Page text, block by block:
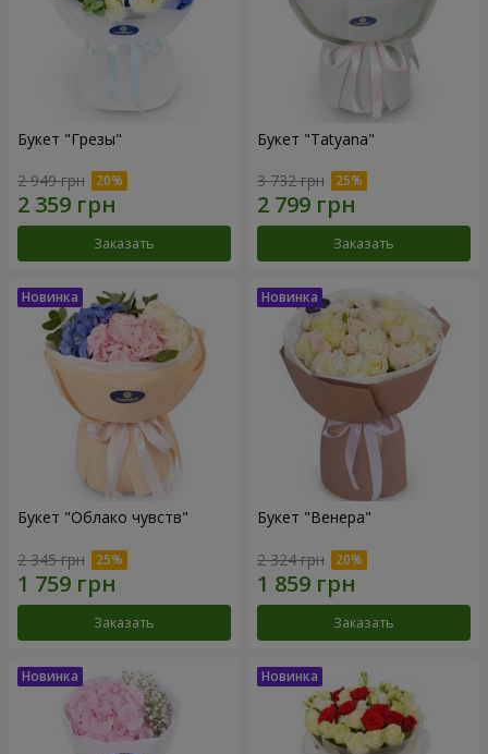
Букет "Грезы"
2 949 грн
Заказать
Букет "Tatyana"
3 732 грн
Заказать
Букет "Облако чувств"
2 345 грн
Заказать
Букет "Венера"
2 324 грн
Заказать